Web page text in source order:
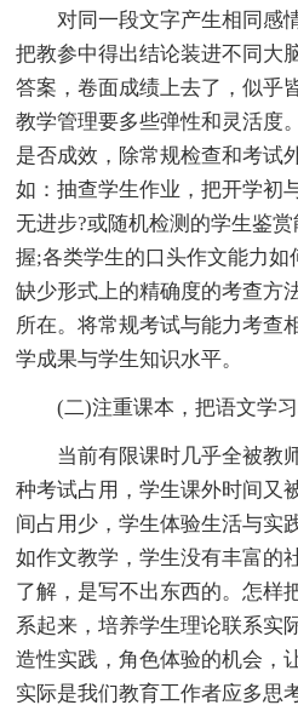
对同一段文字产生相同感
把教参中得出结论装进不同大
答案，卷面成绩上去了，似乎
教学管理要多些弹性和灵活度
是否成效，除常规检查和考试
如：抽查学生作业，把开学初
无进步?或随机检测的学生鉴
握;各类学生的口头作文能力如
缺少形式上的精确度的考查方
所在。将常规考试与能力考查
学成果与学生知识水平。
(二)注重课本，把语文学
当前有限课时几乎全被教
种考试占用，学生课外时间又
间占用少，学生体验生活与实
如作文教学，学生没有丰富的
了解，是写不出东西的。怎样
系起来，培养学生理论联系实
造性实践，角色体验的机会，
实际是我们教育工作者应多思